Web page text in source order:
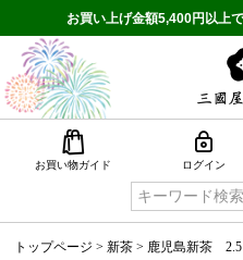
お買い上げ金額5,400円以上
お買い物ガイド ログイン
トップページ 新茶 鹿児島新茶 2.5